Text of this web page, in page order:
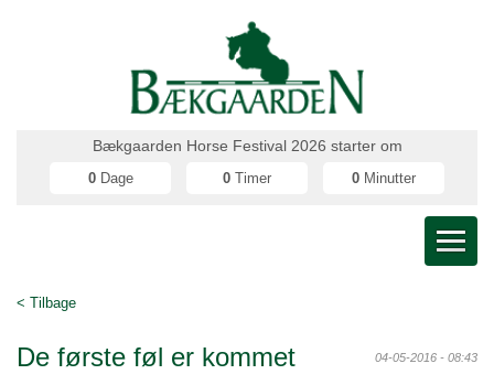
Bækgaarden Horse Festival 2026 starter om
0 Dage 0 Timer 0 Minutter
< Tilbage
De første føl er kommet 04-05-2016 - 08:43